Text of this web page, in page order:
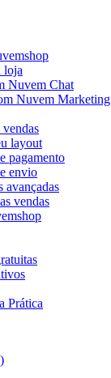
loja
Nuvem Chat
Nuvem Marketing
vendas
layout
pagamento
envio
avançadas
vendas
Prática